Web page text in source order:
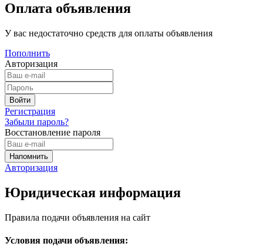
Оплата объявления
У вас недостаточно средств для оплаты объявления
Пополнить
Авторизация
Регистрация
Забыли пароль?
Восстановление пароля
Авторизация
Юридическая информация
Правила подачи объявления на сайт
Условия подачи объявления: